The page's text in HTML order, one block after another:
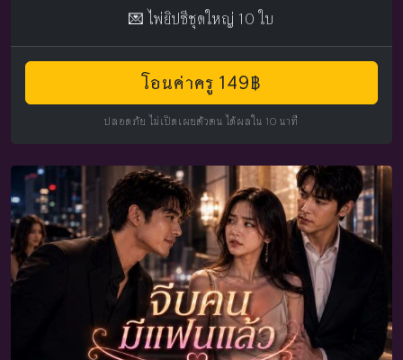
💌 ไพ่ยิปซีชุดใหญ่ 10 ใบ
โอนค่าครู 149฿
ปลอดภัย ไม่เปิดเผยตัวตน ได้ผลใน 10 นาที